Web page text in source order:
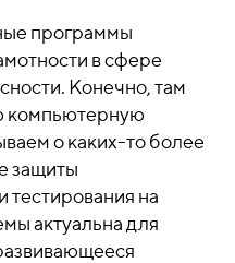
программы
в сфере
Конечно, там
компьютерную
о каких-то более
защиты
тестирования на
актуальна для